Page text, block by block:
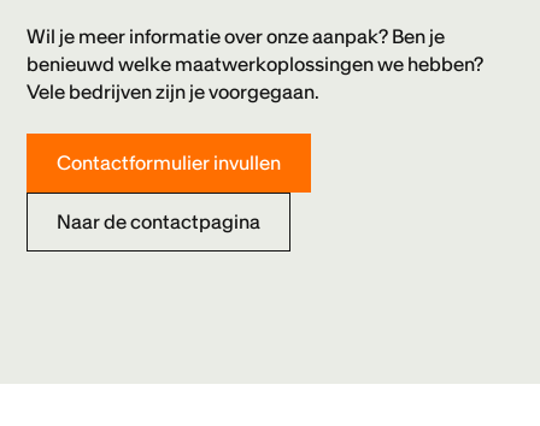
Wil je meer informatie over onze aanpak? Ben je
benieuwd welke maatwerkoplossingen we hebben?
Vele bedrijven zijn je voorgegaan.
Contactformulier invullen
Naar de contactpagina